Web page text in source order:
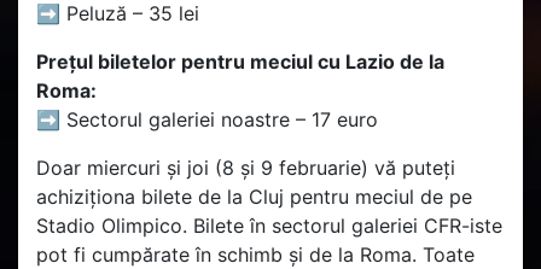
➡ Peluză – 35 lei
Prețul biletelor pentru meciul cu Lazio de la
Roma:
➡ Sectorul galeriei noastre – 17 euro
Doar miercuri și joi (8 și 9 februarie) vă puteți
achiziționa bilete de la Cluj pentru meciul de pe
Stadio Olimpico. Bilete în sectorul galeriei CFR-iste
pot fi cumpărate în schimb și de la Roma. Toate